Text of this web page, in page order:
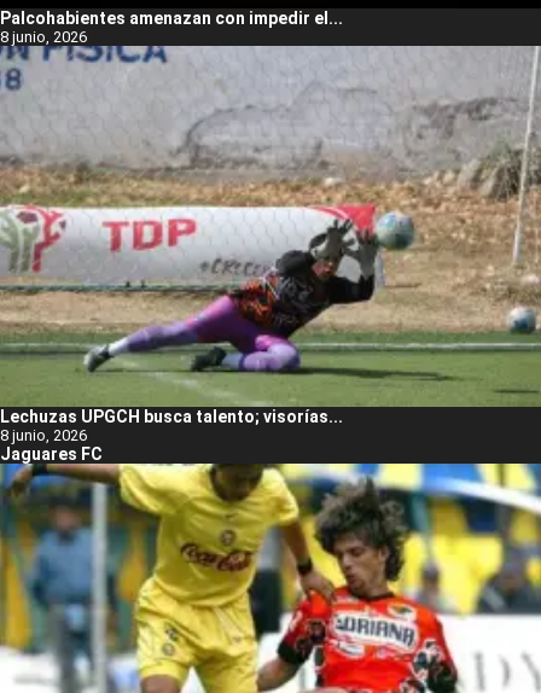
Palcohabientes amenazan con impedir el...
8 junio, 2026
Lechuzas UPGCH busca talento; visorías...
8 junio, 2026
Jaguares FC